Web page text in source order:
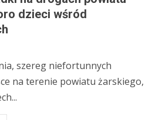
dzieci wśród
szereg niefortunnych
na terenie powiatu żarskiego,